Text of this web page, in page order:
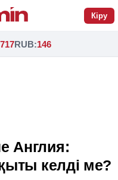
Кіру
RUB:146
Англия:
келді ме?